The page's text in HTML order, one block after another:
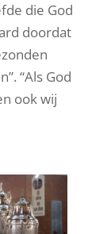
die God
doordat
“Als God
ook wij